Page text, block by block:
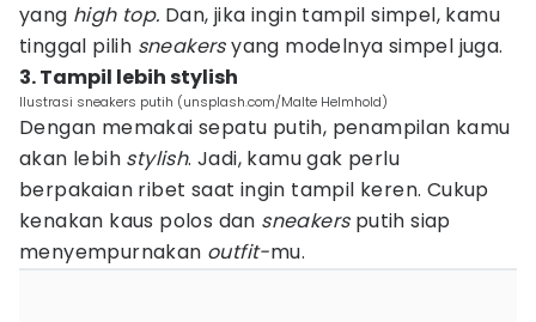
yang high top. Dan, jika ingin tampil simpel, kamu
tinggal pilih sneakersyang modelnya simpel juga.
3. Tampil lebih stylish
Ilustrasi sneakers putih (unsplash.com/Malte Helmhold)
Dengan memakai sepatu putih, penampilan kamu
akan lebih stylish. Jadi, kamu gak perlu
berpakaian ribet saat ingin tampil keren. Cukup
kenakan kaus polos dan sneakersputih siap
menyempurnakan outfit-mu.